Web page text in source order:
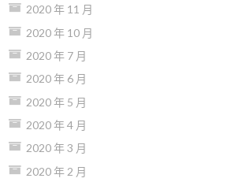
2020 年 11 月
2020 年 10 月
2020 年 7 月
2020 年 6 月
2020 年 5 月
2020 年 4 月
2020 年 3 月
2020 年 2 月